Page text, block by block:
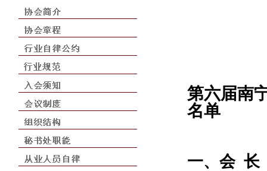
第六届南
名单
一、会 长